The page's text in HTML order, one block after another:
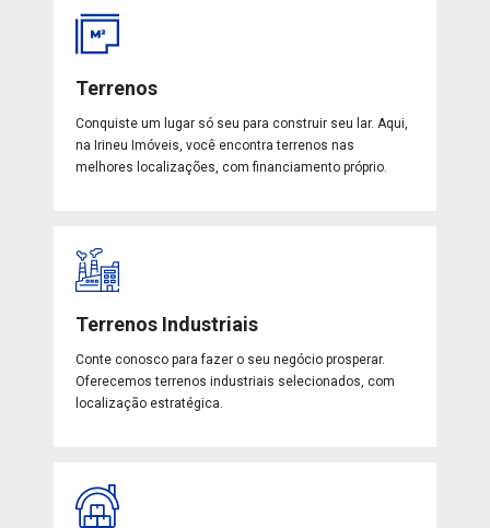
Terrenos
Conquiste um lugar só seu para construir seu lar. Aqui,
na Irineu Imóveis, você encontra terrenos nas
melhores localizações, com financiamento próprio.
Terrenos Industriais
Conte conosco para fazer o seu negócio prosperar.
Oferecemos terrenos industriais selecionados, com
localização estratégica.